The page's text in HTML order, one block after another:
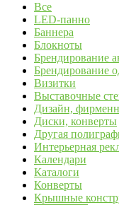
Все
LED-панно
Баннера
Блокноты
Брендирование
Брендирование
Визитки
Выставочные
Дизайн,
Диски, конверты
Другая
Интерьерная
Календари
Каталоги
Конверты
Крышные